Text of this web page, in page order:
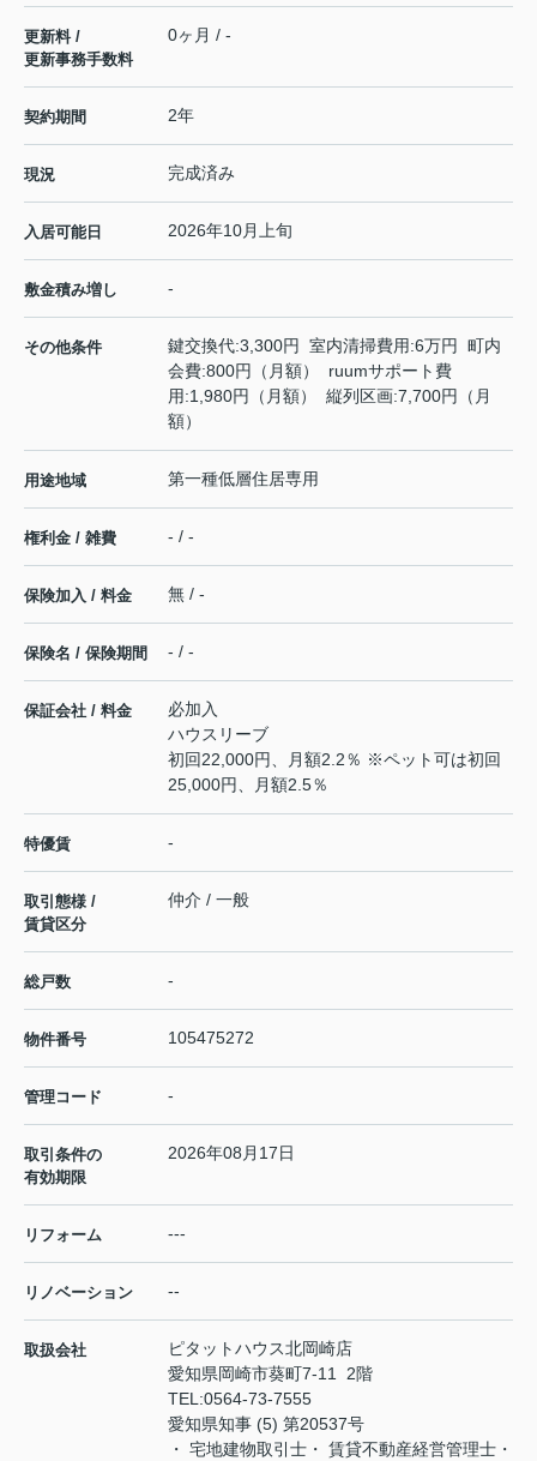
更新料 /
更新事務手数料
0ヶ月 / -
契約期間 2年
現況 完成済み
入居可能日 2026年10月上旬
敷金積み増し -
その他条件
鍵交換代:3,300円 室内清掃費用:6万円 町内
会費:800円（月額） ruumサポート費
用:1,980円（月額） 縦列区画:7,700円（月
額）
用途地域 第一種低層住居専用
権利金 / 雑費 - / -
保険加入 / 料金 無 / -
保険名 / 保険期間 - / -
保証会社 / 料金
必加入
ハウスリーブ
初回22,000円、月額2.2％ ※ペット可は初回
25,000円、月額2.5％
特優賃 -
取引態様 /
賃貸区分
仲介 / 一般
総戸数 -
物件番号 105475272
管理コード -
取引条件の
有効期限
2026年08月17日
リフォーム ---
リノベーション --
取扱会社
ピタットハウス北岡崎店
愛知県岡崎市葵町7-11 2階
TEL:0564-73-7555
愛知県知事 (5) 第20537号
・ 宅地建物取引士・ 賃貸不動産経営管理士・